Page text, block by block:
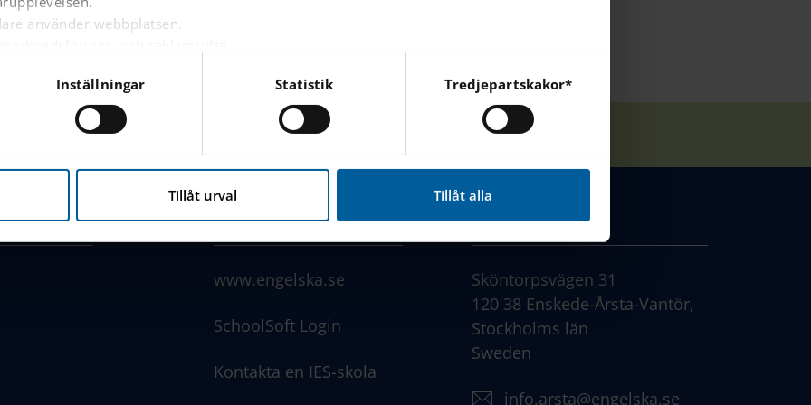
använder webbplatsen.
är inloggad eller inte.
innehåll från tredjepartsleverantörer som Google, Facebook, Instagram och
webbplats hanterar dina personuppgifterhär.
Inställningar Statistik Tredjepartskakor*
Tillåt urval Tillåt alla
PTA - Föräldraförening
LÄNKAR
www.engelska.se
SchoolSoft Login
Kontakta en IES-skola
KONTAKT
Sköntorpsvägen 31
120 38 Enskede-Årsta-Vantör,
Stockholms län
Sweden
info.arsta@engelska.se